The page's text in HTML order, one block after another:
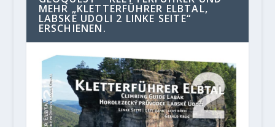
MEHR „KLETTERFÜHRER ELBTAL,
LABSKE UDOLI 2 LINKE SEITE“
ERSCHIENEN.